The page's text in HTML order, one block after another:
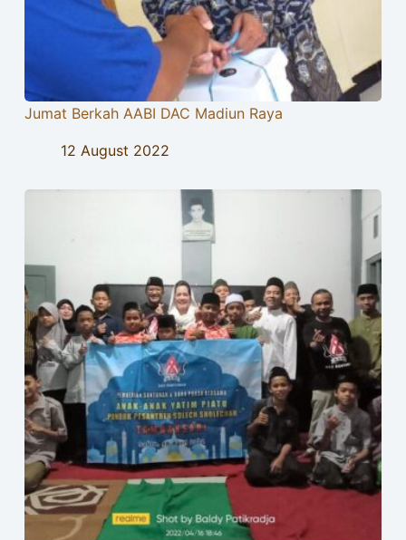
Jumat Berkah AABI DAC Madiun Raya
12 August 2022